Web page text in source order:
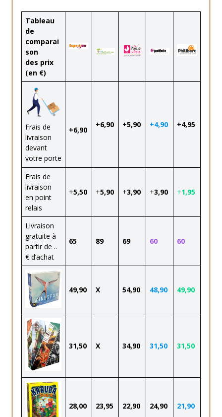
Tableau
de
comparai
son
des prix
(en €)
Frais de
livraison
devant
votre porte
+6,90
+6,90 +5,90 +4,90 +4,95
Frais de
livraison
en point
relais
+5,50 +5,90 +3,90 +3,90 +1,95
Livraison
gratuite à
partir de ..
€ d’achat
65 89 69 60 60
49,90 X 54,90 48,90 49,90
31,50 X 34,90 31,50 31,50
28,00 23,95 22,90 24,90 21,90